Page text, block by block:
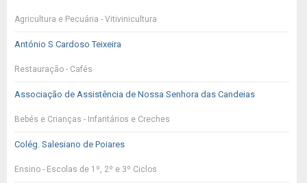
Agricultura e Pecuária - Vitivinicultura
António S Cardoso Teixeira
Restauração - Cafés
Associação de Assistência de Nossa Senhora das Candeias
Bebés e Crianças - Infantários e Creches
Colég. Salesiano de Poiares
Ensino - Escolas de 1º, 2º e 3º Ciclos